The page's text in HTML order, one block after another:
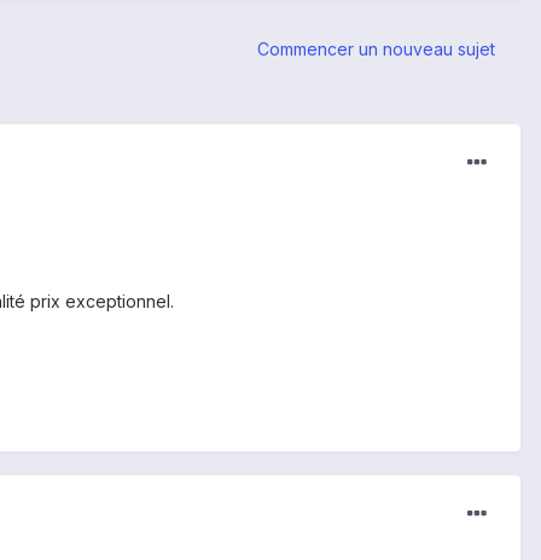
Commencer un nouveau sujet
prix exceptionnel.